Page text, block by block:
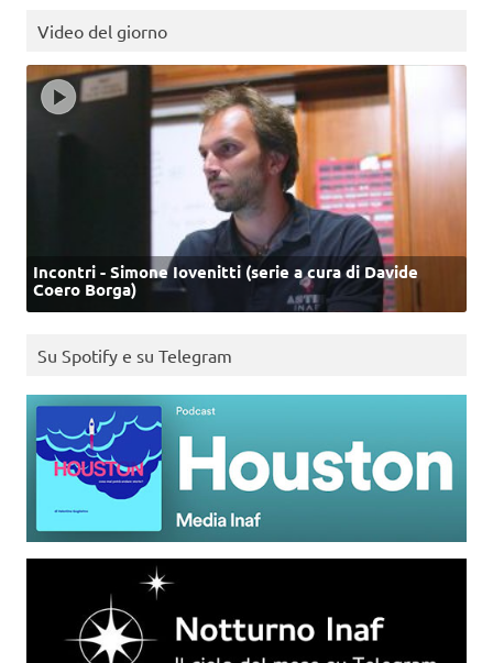
Video del giorno
Incontri - Simone Iovenitti (serie a cura di Davide
Coero Borga)
Su Spotify e su Telegram